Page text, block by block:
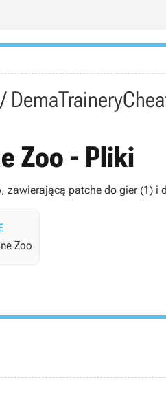
DemaTrainery
Zoo - Pliki
, zawierającą patche do gier (1) i
Zoo